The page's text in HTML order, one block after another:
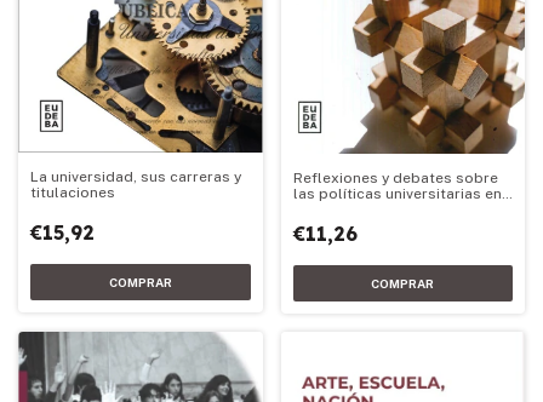
La universidad, sus carreras y
titulaciones
€15,92
Reflexiones y debates sobre
las políticas universitarias en
€11,26